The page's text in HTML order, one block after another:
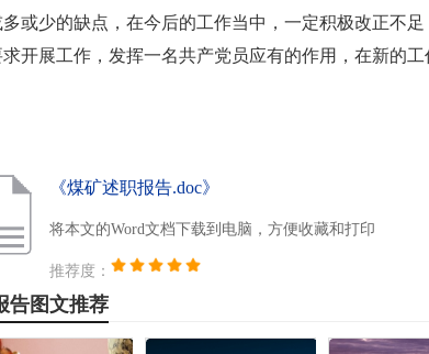
或少的缺点，在今后的工作当中，一定积极改正不
开展工作，发挥一名共产党员应有的作用，在新的
《煤矿述职报告.doc》
将本文的Word文档下载到电脑，方便收藏和打印
推荐度：
告图文推荐